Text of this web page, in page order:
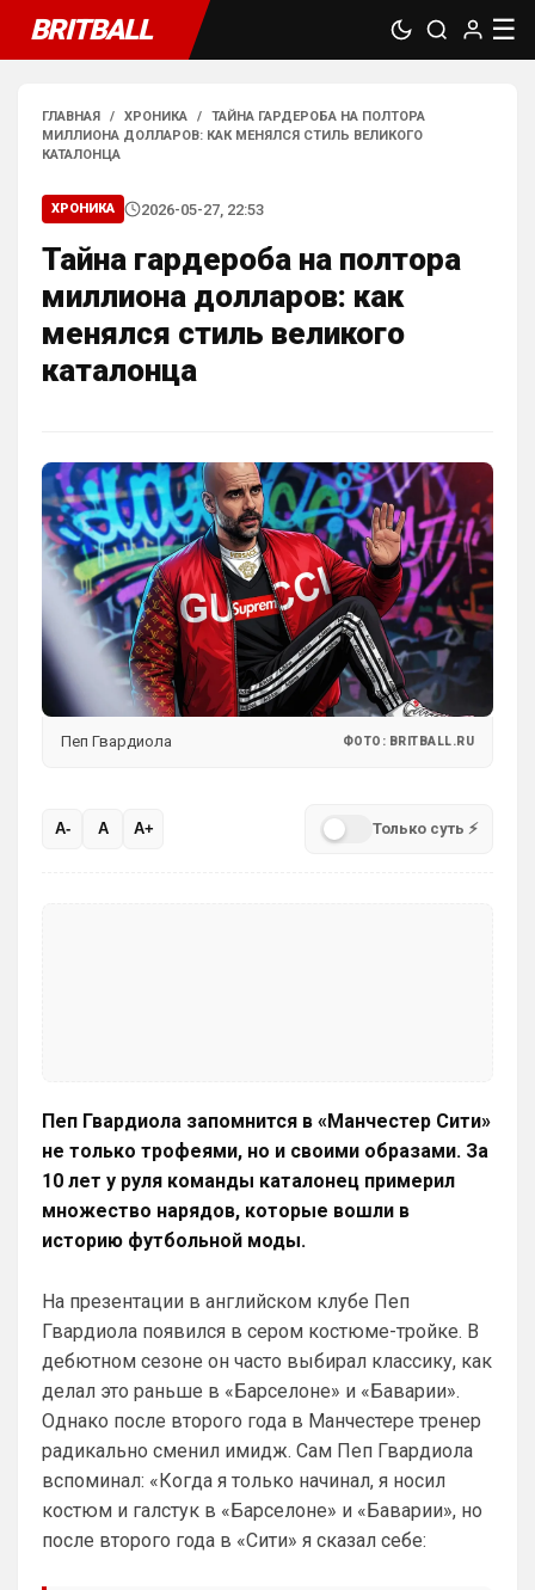
BRITBALL ☰
ГЛАВНАЯ / ХРОНИКА /
ТАЙНА ГАРДЕРОБА НА ПОЛТОРА
МИЛЛИОНА ДОЛЛАРОВ: КАК МЕНЯЛСЯ СТИЛЬ ВЕЛИКОГО
КАТАЛОНЦА
ХРОНИКА 2026-05-27, 22:53
Тайна гардероба на полтора
миллиона долларов: как
менялся стиль великого
каталонца
Пеп Гвардиола ФОТО: BRITBALL.RU
A- A A+ Только суть ⚡
Пеп Гвардиола запомнится в «Манчестер Сити»
не только трофеями, но и своими образами. За
10 лет у руля команды каталонец примерил
множество нарядов, которые вошли в
историю футбольной моды.
На презентации в английском клубе Пеп
Гвардиола появился в сером костюме-тройке. В
дебютном сезоне он часто выбирал классику, как
делал это раньше в «Барселоне» и «Баварии».
Однако после второго года в Манчестере тренер
радикально сменил имидж. Сам Пеп Гвардиола
вспоминал: «Когда я только начинал, я носил
костюм и галстук в «Барселоне» и «Баварии», но
после второго года в «Сити» я сказал себе: